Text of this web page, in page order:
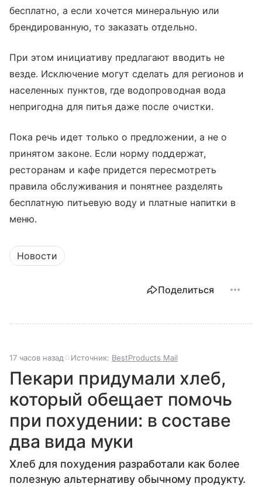
бесплатно, а если хочется минеральную или
брендированную, то заказать отдельно.
При этом инициативу предлагают вводить не
везде. Исключение могут сделать для регионов и
населенных пунктов, где водопроводная вода
непригодна для питья даже после очистки.
Пока речь идет только о предложении, а не о
принятом законе. Если норму поддержат,
ресторанам и кафе придется пересмотреть
правила обслуживания и понятнее разделять
бесплатную питьевую воду и платные напитки в
меню.
Новости
Поделиться
17 часов назад Источник: BestProducts Mail
Пекари придумали хлеб,
который обещает помочь
при похудении: в составе
два вида муки
Хлеб для похудения разработали как более
полезную альтернативу обычному продукту.